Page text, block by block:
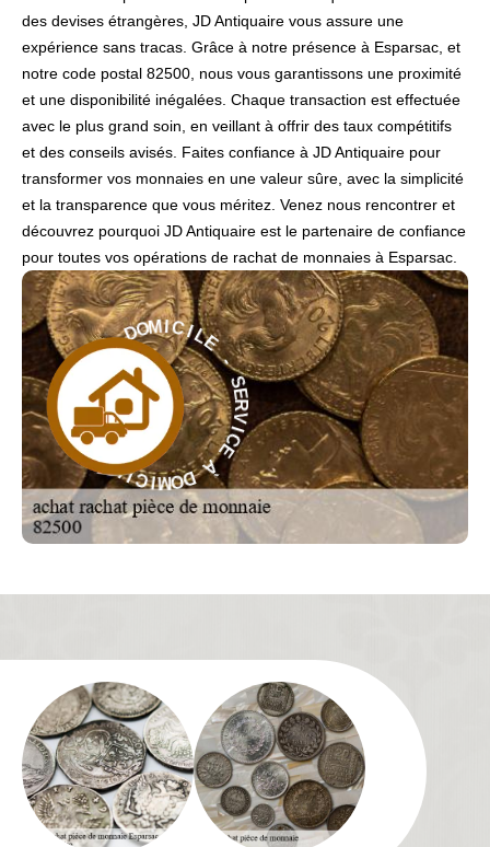
des devises étrangères, JD Antiquaire vous assure une
expérience sans tracas. Grâce à notre présence à Esparsac, et
notre code postal 82500, nous vous garantissons une proximité
et une disponibilité inégalées. Chaque transaction est effectuée
avec le plus grand soin, en veillant à offrir des taux compétitifs
et des conseils avisés. Faites confiance à JD Antiquaire pour
transformer vos monnaies en une valeur sûre, avec la simplicité
et la transparence que vous méritez. Venez nous rencontrer et
découvrez pourquoi JD Antiquaire est le partenaire de confiance
pour toutes vos opérations de rachat de monnaies à Esparsac.
S
E
R
V
I
C
E
D
OMICILE -
S
E
R
V
I
C
E
À
D
O
M
I
C
I
L
E
-